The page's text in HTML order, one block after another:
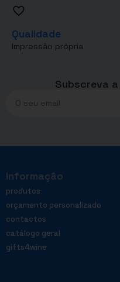
Qualidade
Impressão própria
Subscreva
Informação
produtos
orçamento personalizado
contactos
catálogo geral
gifts4wine